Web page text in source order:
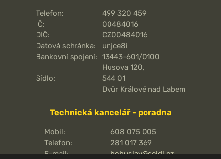
Telefon:
499 320 459
IČ:
00484016
DIČ:
CZ00484016
Datová schránka:
unjce8i
Bankovní spojení:
13443-601/0100
Sídlo:
Husova 120,
544 01
Dvůr Králové nad Labem
Technická kancelář - poradna
Mobil:
608 075 005
Telefon:
281 017 369
E-mail:
bohuslav@seidl.cz